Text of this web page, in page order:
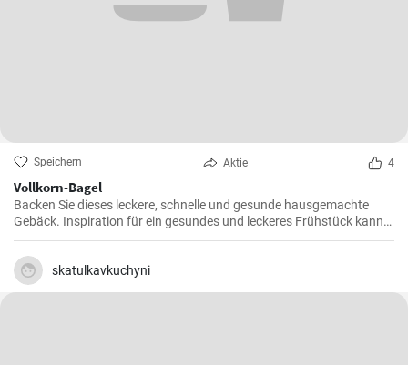
Speichern Aktie 4
Vollkorn-Bagel
Backen Sie dieses leckere, schnelle und gesunde hausgemachte
Gebäck. Inspiration für ein gesundes und leckeres Frühstück kann
man nie genug haben.
skatulkavkuchyni